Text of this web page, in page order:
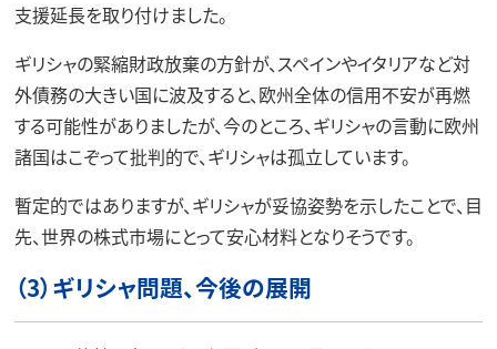
支援延長を取り付けました。
ギリシャの緊縮財政放棄の方針が、スペインやイタリアなど対
外債務の大きい国に波及すると、欧州全体の信用不安が再燃
する可能性がありましたが、今のところ、ギリシャの言動に欧州
諸国はこぞって批判的で、ギリシャは孤立しています。
暫定的ではありますが、ギリシャが妥協姿勢を示したことで、目
先、世界の株式市場にとって安心材料となりそうです。
（3）ギリシャ問題、今後の展開